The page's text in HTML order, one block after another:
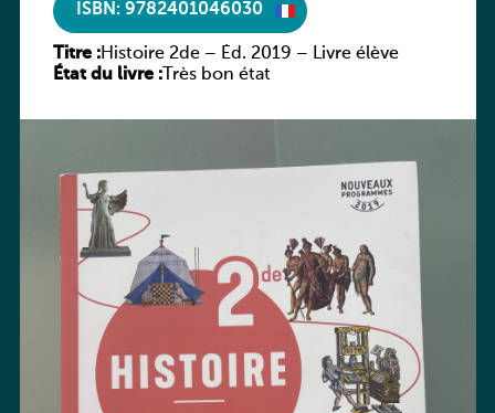
ISBN: 9782401046030
Titre :Histoire 2de – Éd. 2019 – Livre élève
État du livre :Très bon état